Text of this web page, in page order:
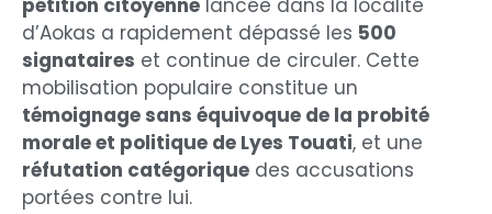
d’Aokas a rapidement dépassé les 500
signataires et continue de circuler. Cette
mobilisation populaire constitue un
témoignage sans équivoque de la probité
morale et politique de Lyes Touati, et une
réfutation catégorique des accusations
portées contre lui.